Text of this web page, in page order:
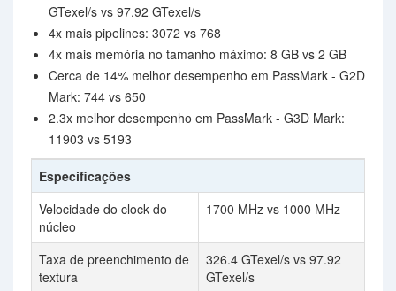
GTexel/s vs 97.92 GTexel/s
4x mais pipelines: 3072 vs 768
4x mais memória no tamanho máximo: 8 GB vs 2 GB
Cerca de 14% melhor desempenho em PassMark - G2D
Mark: 744 vs 650
2.3x melhor desempenho em PassMark - G3D Mark:
11903 vs 5193
Especificações
Velocidade do clock do
núcleo
1700 MHz vs 1000 MHz
Taxa de preenchimento de
textura
326.4 GTexel/s vs 97.92
GTexel/s